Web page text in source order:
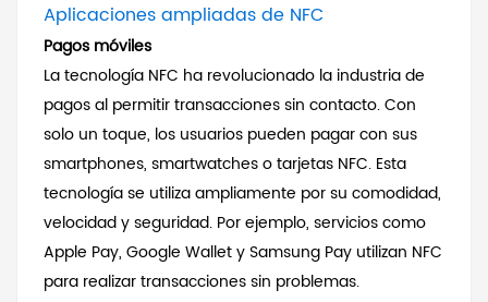
Aplicaciones ampliadas de NFC
Pagos móviles
La tecnología NFC ha revolucionado la industria de
pagos al permitir transacciones sin contacto. Con
solo un toque, los usuarios pueden pagar con sus
smartphones, smartwatches o tarjetas NFC. Esta
tecnología se utiliza ampliamente por su comodidad,
velocidad y seguridad. Por ejemplo, servicios como
Apple Pay, Google Wallet y Samsung Pay utilizan NFC
para realizar transacciones sin problemas.